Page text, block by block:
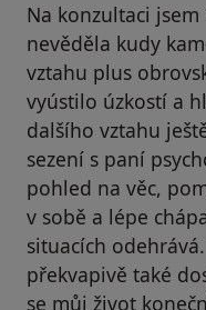
Na konzultaci
nevěděla kudy
vztahu plus
vyústilo úzkostí a
dalšího vztahu
sezení s paní
pohled na věc,
v sobě a lépe
situacích
překvapivě také
se můj život